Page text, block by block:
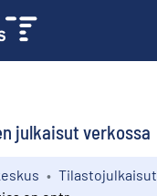
julkaisut verkossa
Tilastojulkaisut